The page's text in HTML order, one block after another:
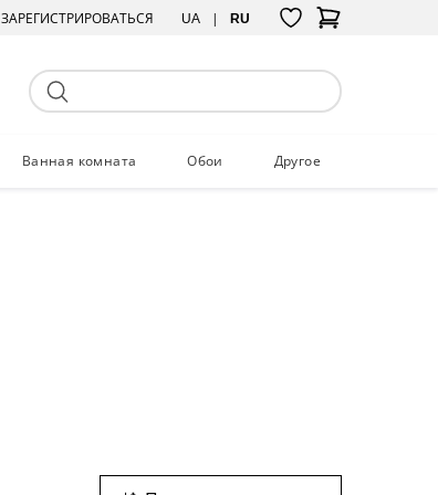
ЗАРЕГИСТРИРОВАТЬСЯ UA RU
Ванная комната Обои Другое